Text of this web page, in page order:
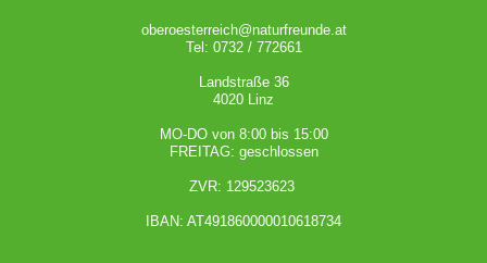
oberoesterreich@naturfreunde.at
Tel: 0732 / 772661
Landstraße 36
4020 Linz
MO-DO von 8:00 bis 15:00
FREITAG: geschlossen
ZVR: 129523623
IBAN: AT491860000010618734